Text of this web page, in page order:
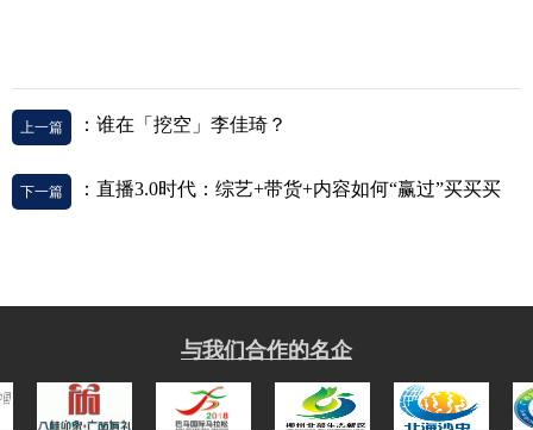
上一篇 ：谁在「挖空」李佳琦？
下一篇 ：直播3.0时代：综艺+带货+内容如何“赢过”买买买
与我们合作的名企